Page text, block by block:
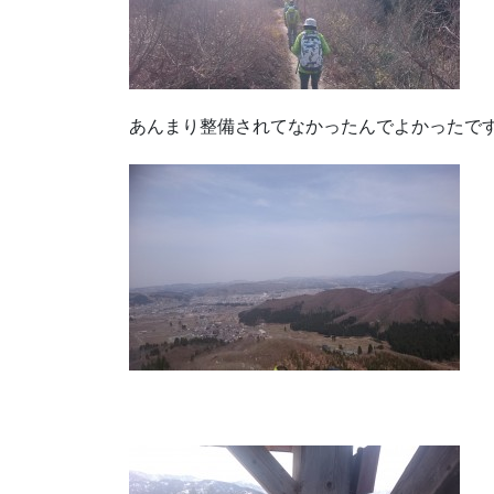
あんまり整備されてなかったんでよかったで